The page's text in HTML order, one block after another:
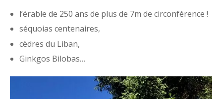
l’érable de 250 ans de plus de 7m de circonférence !
séquoias centenaires,
cèdres du Liban,
Ginkgos Bilobas…